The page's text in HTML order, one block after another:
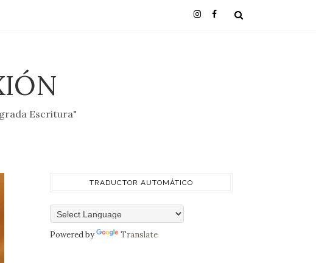
Escritura"
TRADUCTOR AUTOMÁTICO
Powered by Translate